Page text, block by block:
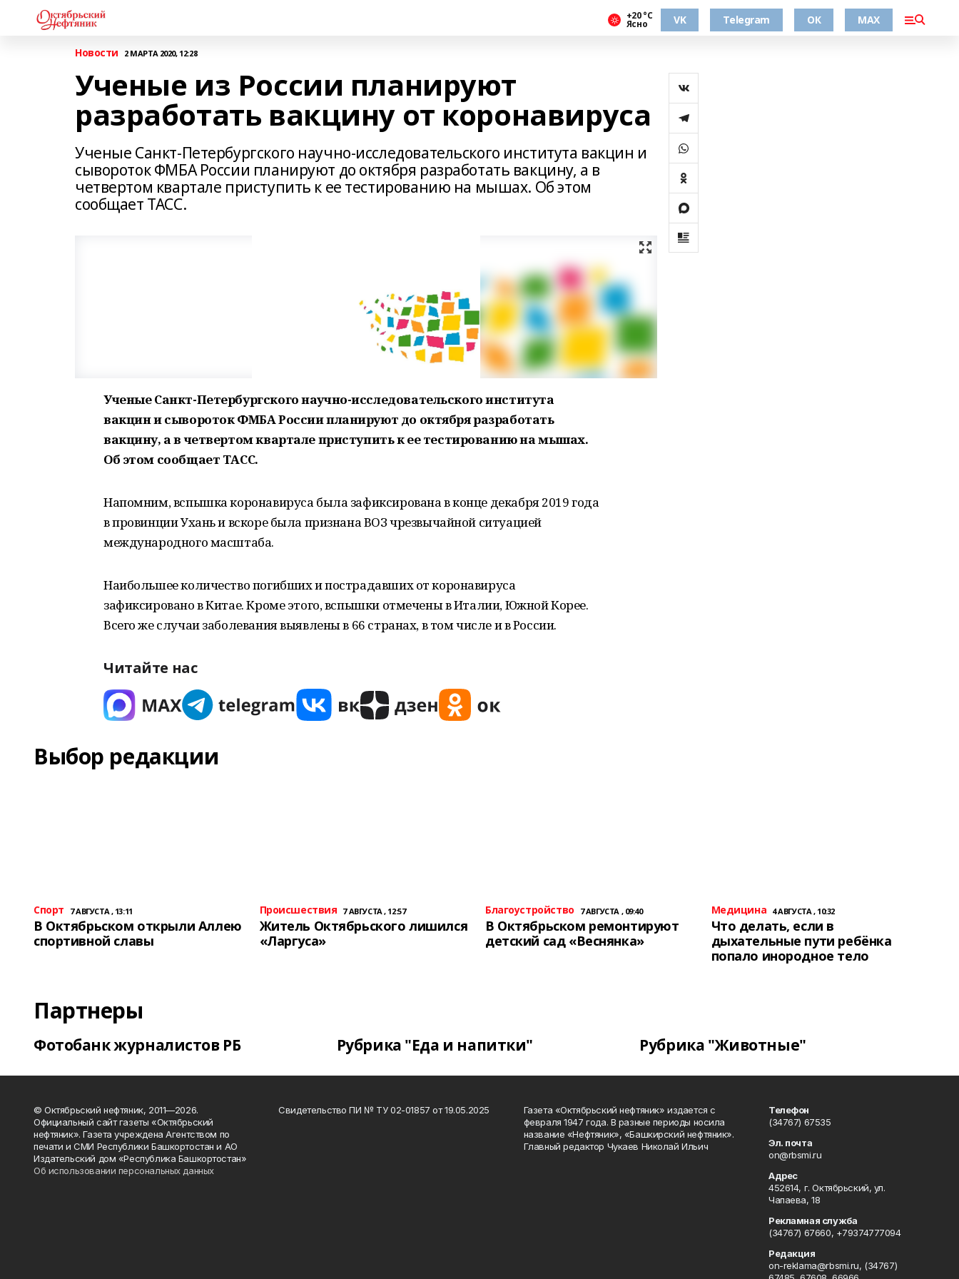
+20 °С
Ясно VK Telegram ОК MAX
Новости 2 МАРТА 2020, 12:28
Ученые из России планируют
разработать вакцину от коронавируса
Ученые Санкт-Петербургского научно-исследовательского института вакцин и
сывороток ФМБА России планируют до октября разработать вакцину, а в
четвертом квартале приступить к ее тестированию на мышах. Об этом
сообщает ТАСС.
Ученые Санкт-Петербургского научно-исследовательского института
вакцин и сывороток ФМБА России планируют до октября разработать
вакцину, а в четвертом квартале приступить к ее тестированию на мышах.
Об этом сообщает ТАСС.
Напомним, вспышка коронавируса была зафиксирована в конце декабря 2019 года
в провинции Ухань и вскоре была признана ВОЗ чрезвычайной ситуацией
международного масштаба.
Наибольшее количество погибших и пострадавших от коронавируса
зафиксировано в Китае. Кроме этого, вспышки отмечены в Италии, Южной Корее.
Всего же случаи заболевания выявлены в 66 странах, в том числе и в России.
Читайте нас
Выбор редакции
Спорт 7 АВГУСТА , 13:11
В Октябрьском открыли Аллею
спортивной славы
Происшествия 7 АВГУСТА , 12:57
Житель Октябрьского лишился
«Ларгуса»
Благоустройство 7 АВГУСТА , 09:40
В Октябрьском ремонтируют
детский сад «Веснянка»
Медицина 4 АВГУСТА , 10:32
Что делать, если в
дыхательные пути ребёнка
попало инородное тело
Партнеры
Фотобанк журналистов РБ Рубрика "Еда и напитки" Рубрика "Животные"
© Октябрьский нефтяник, 2011—2026.
Официальный сайт газеты «Октябрьский
нефтяник». Газета учреждена Агентством по
печати и СМИ Республики Башкортостан и АО
Издательский дом «Республика Башкортостан»
Об использовании персональных данных
Свидетельство ПИ № ТУ 02-01857 от 19.05.2025
Газета «Октябрьский нефтяник» издается с
февраля 1947 года. В разные периоды носила
название «Нефтяник», «Башкирский нефтяник».
Главный редактор Чукаев Николай Ильич
Телефон
(34767) 67535
Эл. почта
on@rbsmi.ru
Адрес
452614, г. Октябрьский, ул.
Чапаева, 18
Рекламная служба
(34767) 67660, +79374777094
Редакция
on-reklama@rbsmi.ru, (34767)